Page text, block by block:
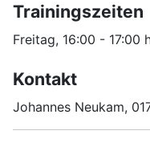
Trainingszeiten
Freitag, 16:00 - 17:00
Kontakt
Johannes Neukam,